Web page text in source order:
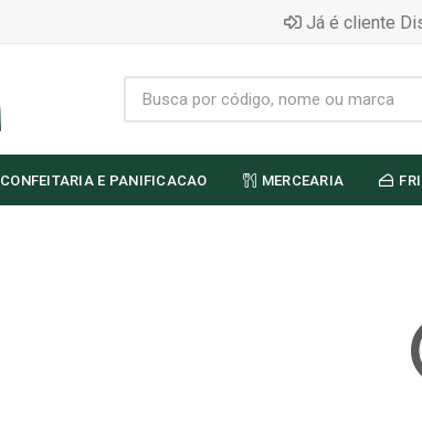
Já é cliente
CONFEITARIA E PANIFICACAO MERCEARIA